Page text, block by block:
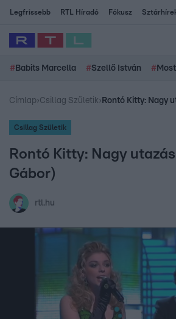
Legfrissebb RTL Híradó Fókusz
# Babits Marcella #Szellő István #
Címlap›Csillag Születik› Rontó Kitty: Nagy
Csillag Születik
Rontó Kitty: Nagy
Gábor)
rtl.hu